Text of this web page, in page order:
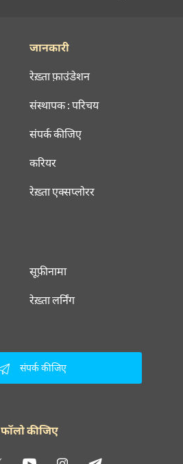
जानकारी
रेख़्ता फ़ाउंडेशन
संस्थापक : परिचय
संपर्क कीजिए
करियर
रेख़्ता एक्सप्लोरर
सूफ़ीनामा
रेख़्ता लर्निंग
संपर्क कीजिए
फॉलो कीजिए